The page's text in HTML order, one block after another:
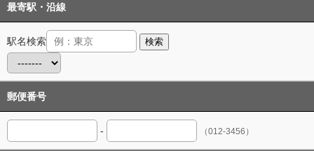
最寄駅・沿線
駅名検索 検索
郵便番号
- （012-3456）